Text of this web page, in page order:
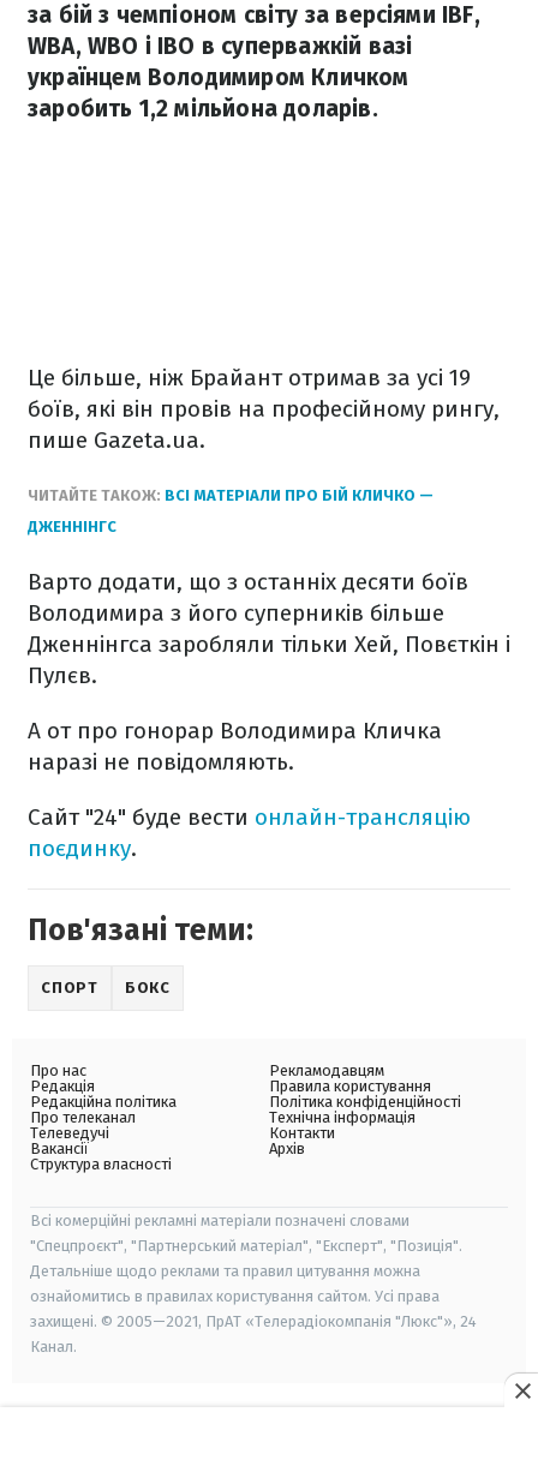
за бій з чемпіоном світу за версіями IBF,
WBA, WBO і IBO в суперважкій вазі
українцем Володимиром Кличком
заробить 1,2 мільйона доларів.
Це більше, ніж Брайант отримав за усі 19
боїв, які він провів на професійному рингу,
пише Gazeta.ua.
ЧИТАЙТЕ ТАКОЖ: ВСІ МАТЕРІАЛИ ПРО БІЙ КЛИЧКО —
ДЖЕННІНГС
Варто додати, що з останніх десяти боїв
Володимира з його суперників більше
Дженнінгса заробляли тільки Хей, Повєткін і
Пулєв.
А от про гонорар Володимира Кличка
наразі не повідомляють.
Сайт "24" буде вести онлайн-трансляцію
поєдинку.
Пов'язані теми:
СПОРТ БОКС
Про нас
Редакція
Редакційна політика
Про телеканал
Телеведучі
Вакансії
Структура власності
Рекламодавцям
Правила користування
Політика конфіденційності
Технічна інформація
Контакти
Архів
Всі комерційні рекламні матеріали позначені словами
"Спецпроєкт", "Партнерський матеріал", "Експерт", "Позиція".
Детальніше щодо реклами та правил цитування можна
ознайомитись в правилах користування сайтом. Усі права
захищені. © 2005—2021, ПрАТ «Телерадіокомпанія "Люкс"», 24
Канал.